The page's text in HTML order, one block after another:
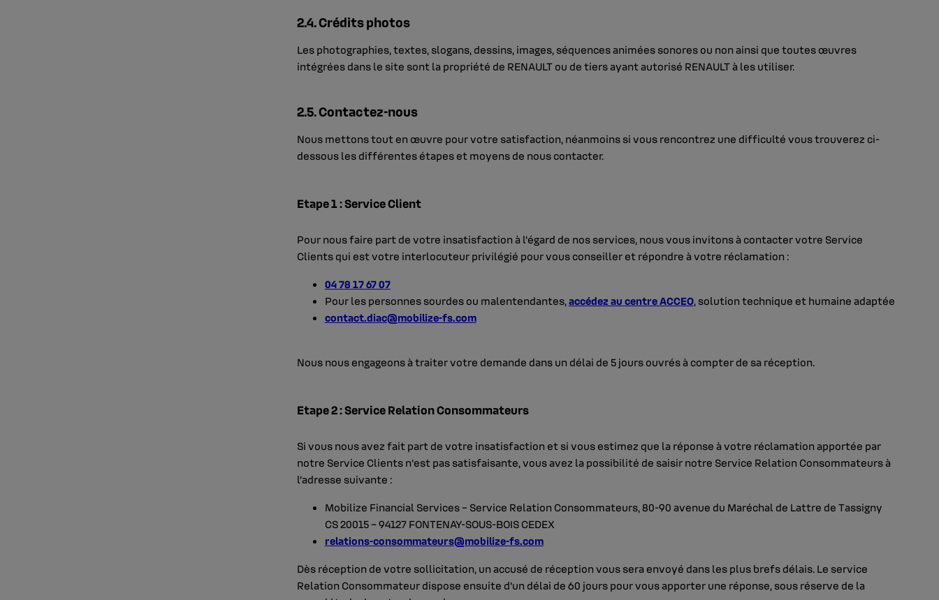
2.4. Crédits photos
Les photographies, textes, slogans, dessins, images, séquences animées sonores ou non ainsi que toutes œuvres
intégrées dans le site sont la propriété de RENAULT ou de tiers ayant autorisé RENAULT à les utiliser.
2.5. Contactez-nous
Nous mettons tout en œuvre pour votre satisfaction, néanmoins si vous rencontrez une difficulté vous trouverez ci-
dessous les différentes étapes et moyens de nous contacter.
Etape 1 : Service Client
Pour nous faire part de votre insatisfaction à l’égard de nos services, nous vous invitons à contacter votre Service
Clients qui est votre interlocuteur privilégié pour vous conseiller et répondre à votre réclamation :
04 78 17 67 07
Pour les personnes sourdes ou malentendantes, accédez au centre ACCEO, solution technique et humaine adaptée
contact.diac@mobilize-fs.com
Nous nous engageons à traiter votre demande dans un délai de 5 jours ouvrés à compter de sa réception.
Etape 2 : Service Relation Consommateurs
Si vous nous avez fait part de votre insatisfaction et si vous estimez que la réponse à votre réclamation apportée par
notre Service Clients n’est pas satisfaisante, vous avez la possibilité de saisir notre Service Relation Consommateurs à
l’adresse suivante :
Mobilize Financial Services – Service Relation Consommateurs, 80-90 avenue du Maréchal de Lattre de Tassigny
CS 20015 – 94127 FONTENAY-SOUS-BOIS CEDEX
relations-consommateurs@mobilize-fs.com
Dès réception de votre sollicitation, un accusé de réception vous sera envoyé dans les plus brefs délais. Le service
Relation Consommateur dispose ensuite d’un délai de 60 jours pour vous apporter une réponse, sous réserve de la